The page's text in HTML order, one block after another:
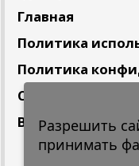
Главная
Политика
Политика
Сотрудничество
Вакансии
Подпишитесь
Разрешить
принимать